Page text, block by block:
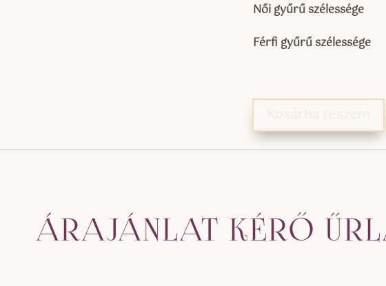
Női gyűrű szélessége
Férfi gyűrű szélessége
ÁRAJÁNLAT KÉRŐ